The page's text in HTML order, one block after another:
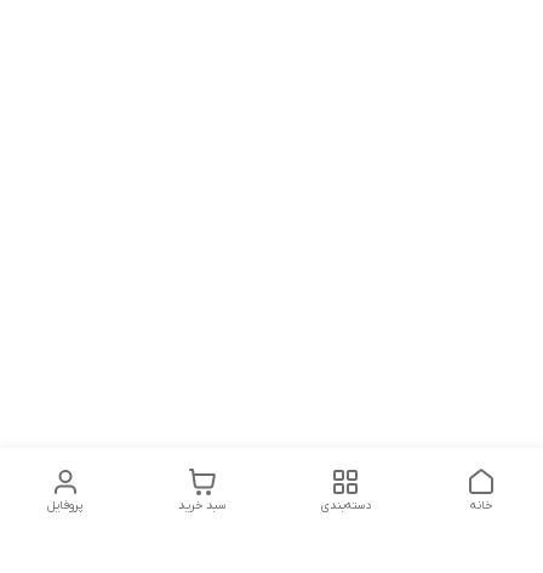
پروفایل سبد خرید دسته‌بندی خانه